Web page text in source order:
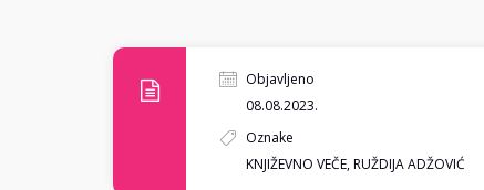
Objavljeno
08.08.2023.
Oznake
KNJIŽEVNO VEČE,RUŽDIJA ADŽOVIĆ